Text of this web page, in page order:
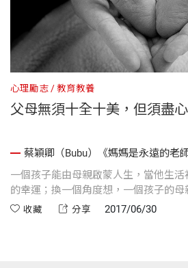
心理勵志 教育教養
父母無須十全十美，但須盡心
蔡穎卿（Bubu）《媽媽是永遠的老師
一個孩子能由母親啟蒙人生，當他生
的幸運；換一個角度想，一個孩子的
增進而不斷鞭策自己成長，因而成為終
收藏 分享 2017/06/30